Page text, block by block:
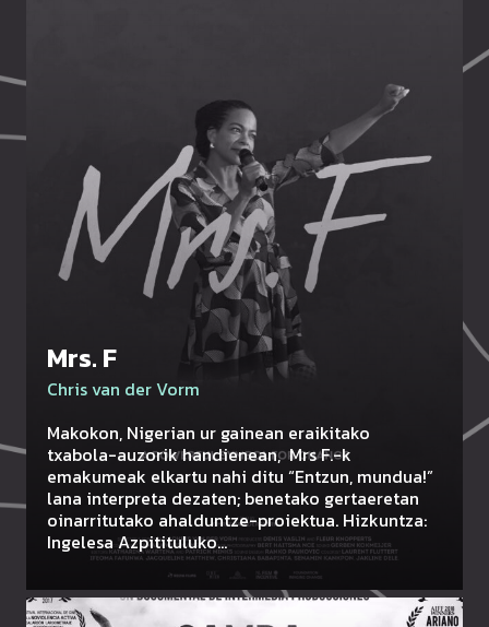
Mrs. F
Chris van der Vorm
Makokon, Nigerian ur gainean eraikitako
txabola-auzorik handienean, Mrs F.-k
emakumeak elkartu nahi ditu “Entzun, mundua!”
lana interpreta dezaten; benetako gertaeretan
oinarritutako ahalduntze-proiektua. Hizkuntza:
Ingelesa Azpitituluko…